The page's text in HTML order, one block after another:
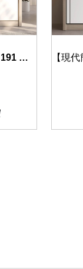
【現代簡約】VG 191 衣櫃 120/140/160/180/200cm